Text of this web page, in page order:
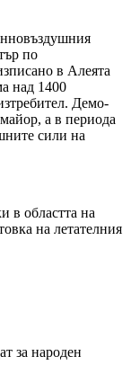
по
в Алеята
над 1400
Демо-
а в периода
сили на
в областта на
на летателния
за народен